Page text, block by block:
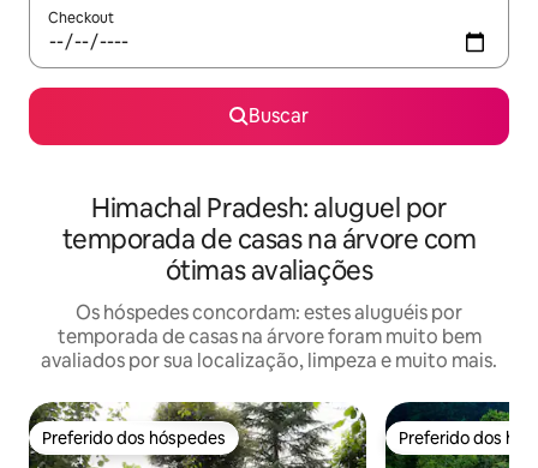
Checkout
Buscar
Himachal Pradesh: aluguel por
temporada de casas na árvore com
ótimas avaliações
Os hóspedes concordam: estes aluguéis por
temporada de casas na árvore foram muito bem
avaliados por sua localização, limpeza e muito mais.
Preferido dos hóspedes
Preferido dos hóspedes Preferido dos
Preferido dos